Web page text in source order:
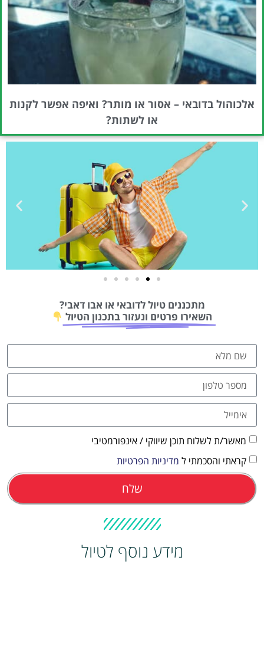
אלכוהול בדובאי – אסור או מותר? ואיפה אפשר לקנות
או לשתות?
מציאת
טיסה זולה?
מתכננים טיול לדובאי או אבו דאבי?
השאירו פרטים ונעזור בתכנון הטיול
מאשר/ת לשלוח תוכן שיווקי / אינפורמטיבי
קראתי והסכמתי ל מדיניות הפרטיות
שלח
מידע נוסף לטיול